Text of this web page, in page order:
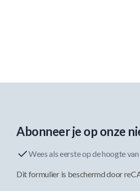
Abonneer je op onze
Wees als eerste op de hoogte
Dit formulier is beschermd door